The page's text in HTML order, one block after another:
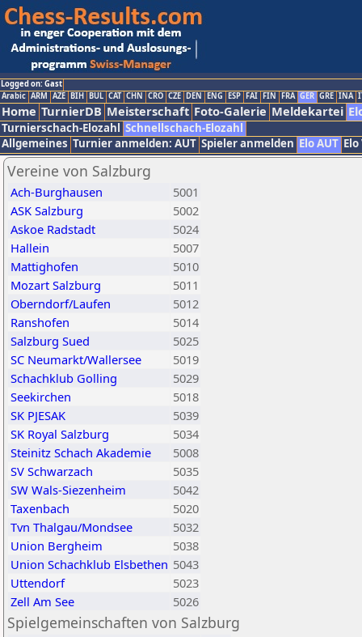
Logged on: Gast
Arabic ARM AZE BIH BUL CAT CHN CRO CZE DEN ENG ESP FAI FIN FRA GER GRE INA
Home TurnierDB Meisterschaft Foto-Galerie Meldekartei
Turnierschach-Elozahl Schnellschach-Elozahl
Allgemeines Turnier anmelden: AUT Spieler anmelden Elo AUT
Vereine von Salzburg
Ach-Burghausen
5001
ASK Salzburg
5002
Askoe Radstadt
5024
Hallein
5007
Mattighofen
5010
Mozart Salzburg
5011
Oberndorf/Laufen
5012
Ranshofen
5014
Salzburg Sued
5025
SC Neumarkt/Wallersee
5019
Schachklub Golling
5029
Seekirchen
5018
SK PJESAK
5039
SK Royal Salzburg
5034
Steinitz Schach Akademie
5008
SV Schwarzach
5035
SW Wals-Siezenheim
5042
Taxenbach
5020
Tvn Thalgau/Mondsee
5032
Union Bergheim
5038
Union Schachklub Elsbethen 5043
Uttendorf
5023
Zell Am See
5026
Spielgemeinschaften von Salzburg